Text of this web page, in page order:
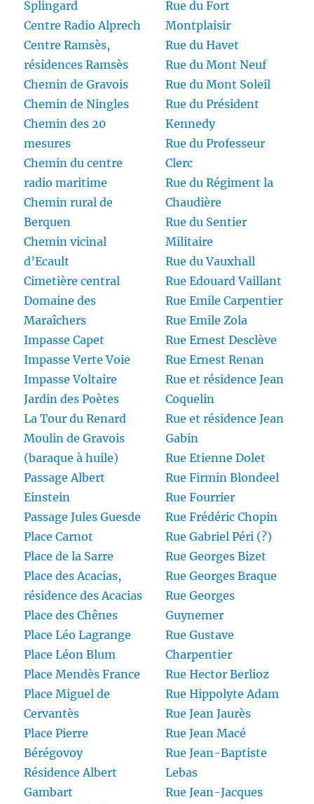
Splingard
Centre Radio Alprech
Centre Ramsès,
résidences Ramsès
Chemin de Gravois
Chemin de Ningles
Chemin des 20
mesures
Chemin du centre
radio maritime
Chemin rural de
Berquen
Chemin vicinal
d’Ecault
Cimetière central
Domaine des
Maraîchers
Impasse Capet
Impasse Verte Voie
Impasse Voltaire
Jardin des Poètes
La Tour du Renard
Moulin de Gravois
(baraque à huile)
Passage Albert
Einstein
Passage Jules Guesde
Place Carnot
Place de la Sarre
Place des Acacias,
résidence des Acacias
Place des Chênes
Place Léo Lagrange
Place Léon Blum
Place Mendès France
Place Miguel de
Cervantès
Place Pierre
Bérégovoy
Résidence Albert
Gambart
Rue du Fort
Montplaisir
Rue du Havet
Rue du Mont Neuf
Rue du Mont Soleil
Rue du Président
Kennedy
Rue du Professeur
Clerc
Rue du Régiment la
Chaudière
Rue du Sentier
Militaire
Rue du Vauxhall
Rue Edouard Vaillant
Rue Emile Carpentier
Rue Emile Zola
Rue Ernest Desclève
Rue Ernest Renan
Rue et résidence Jean
Coquelin
Rue et résidence Jean
Gabin
Rue Etienne Dolet
Rue Firmin Blondeel
Rue Fourrier
Rue Frédéric Chopin
Rue Gabriel Péri (?)
Rue Georges Bizet
Rue Georges Braque
Rue Georges
Guynemer
Rue Gustave
Charpentier
Rue Hector Berlioz
Rue Hippolyte Adam
Rue Jean Jaurès
Rue Jean Macé
Rue Jean-Baptiste
Lebas
Rue Jean-Jacques